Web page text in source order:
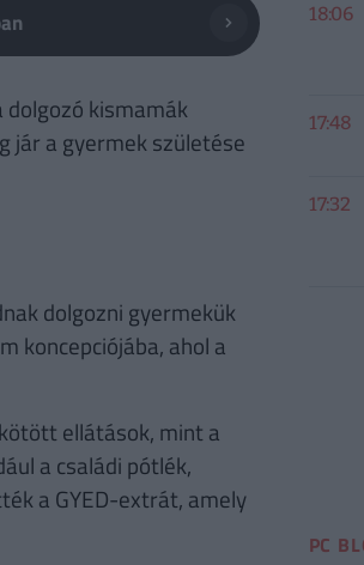
kismamák
jár a gyermek születése
dolgozni gyermekük
koncepciójába, ahol a
ellátások, mint a
a családi pótlék,
a GYED-extrát, amely
18:06
17:48
17:32
PC